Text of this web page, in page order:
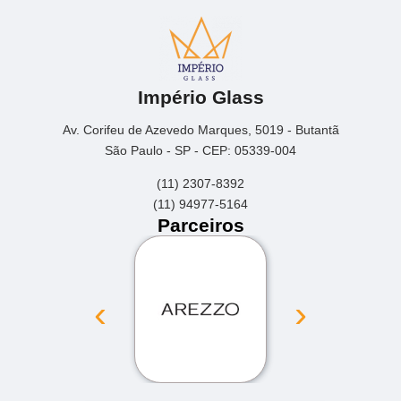
Império Glass
Av. Corifeu de Azevedo Marques, 5019 - Butantã
São Paulo - SP - CEP: 05339-004
(11) 2307-8392
(11) 94977-5164
Parceiros
‹ ›